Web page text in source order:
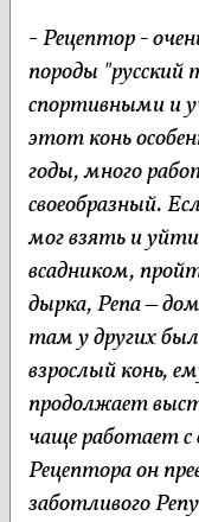
-Рецептор -
породы "русский
спортивными и
этот конь
годы, много
своеобразный.
мог взять и
всадником,
дырка, Репа –
там у других
взрослый конь,
продолжает
чаще работает с
Рецептора он
заботливого